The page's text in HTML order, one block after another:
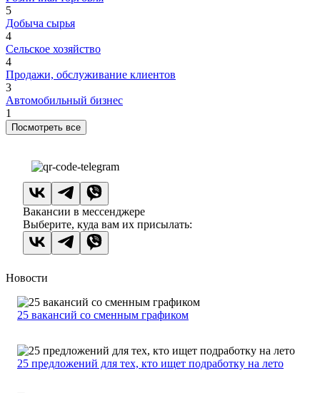
5
Добыча сырья
4
Сельское хозяйство
4
Продажи, обслуживание клиентов
3
Автомобильный бизнес
1
Посмотреть все
Вакансии в мессенджере
Выберите, куда вам их присылать:
Новости
25 вакансий со сменным графиком
25 предложений для тех, кто ищет подработку на лето